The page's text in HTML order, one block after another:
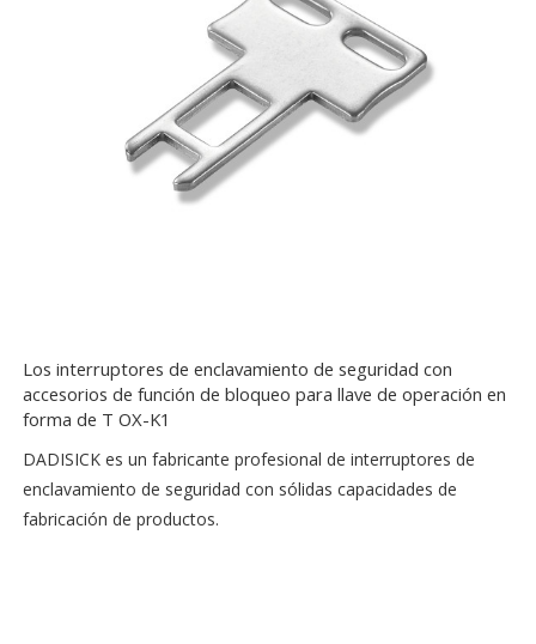
Los interruptores de enclavamiento de seguridad con
accesorios de función de bloqueo para llave de operación en
forma de T OX-K1
DADISICK es un fabricante profesional de interruptores de
enclavamiento de seguridad con sólidas capacidades de
fabricación de productos.